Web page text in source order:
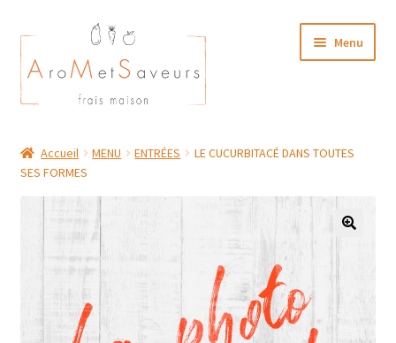
Aller
à
la
navigation
Aller
au
contenu
Menu
Plat du Jour/ Menu Week end
NOS BOUTIQUES
MON COMPTE
Accueil MENU ENTRÉES
LE CUCURBITACÉ DANS TOUTES
SES FORMES